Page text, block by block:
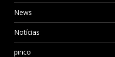
News
Notícias
pınco